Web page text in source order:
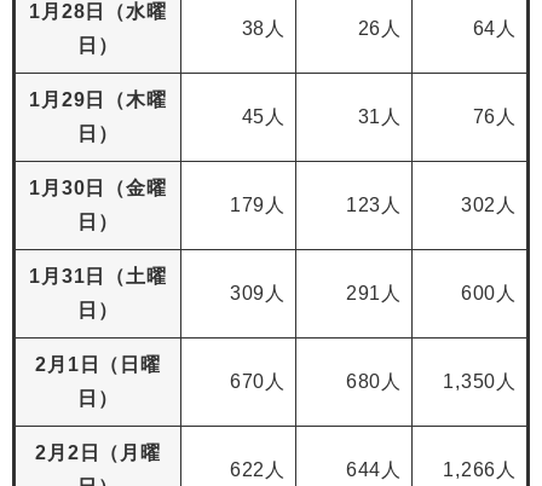
1月28日（水曜
日）
38人 26人 64人
1月29日（木曜
日）
45人 31人 76人
1月30日（金曜
日）
179人 123人 302人
1月31日（土曜
日）
309人 291人 600人
2月1日（日曜
日）
670人 680人 1,350人
2月2日（月曜
622人 644人 1,266人